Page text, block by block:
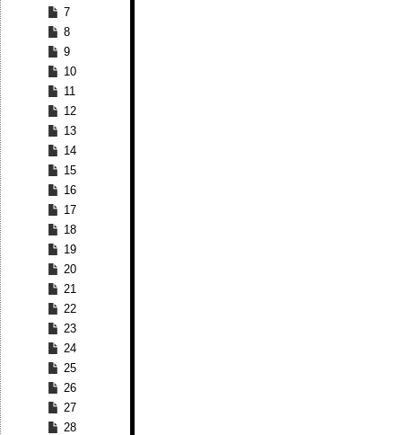
7
8
9
10
11
12
13
14
15
16
17
18
19
20
21
22
23
24
25
26
27
28